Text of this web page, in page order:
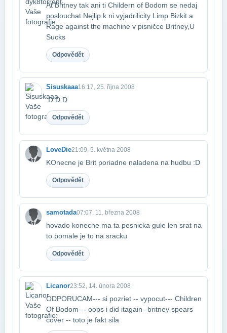
At Britney tak ani ti Childern of Bodom se nedaj
poslouchat.Nejlip k ni vyjadrili​city Limp Bizkit a
Rage against the machine v pisničce Britney,U
Sucks
Odpovědět
Sisuskaaa16:17, 25. října 2008
:D:D:D
Odpovědět
LoveDie21:09, 5. května 2008
KOnecne je Brit poriadne naladena na hudbu :D
Odpovědět
samotada07:07, 11. března 2008
hovado konecne ma ta pesnicka gule len srat na
to pomale je to na sracku
Odpovědět
Licanor23:52, 14. února 2008
ODPORUCAM--- si pozriet -- vypocut--- Children
Of Bodom--- oops i did it​again--britney spears
cover -- toto je fakt sila